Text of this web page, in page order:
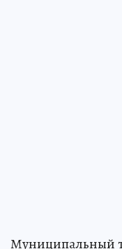
Муниципальный